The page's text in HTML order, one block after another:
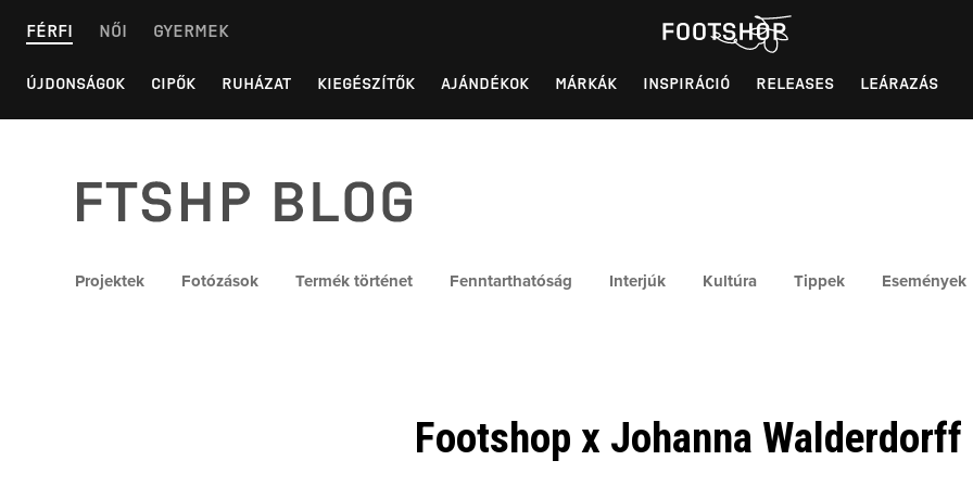
FÉRFI NŐI GYERMEK
ÚJDONSÁGOK CIPŐK RUHÁZAT KIEGÉSZÍTŐK AJÁNDÉKOK MÁRKÁK INSPIRÁCIÓ RELEASES LEÁRAZÁS
FTSHP blog
Projektek Fotózások Termék történet Fenntarthatóság Interjúk Kultúra Tippek Események
Footshop x Johanna Walderdorff